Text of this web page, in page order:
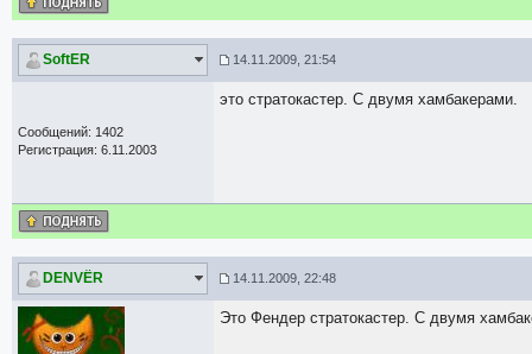
SoftER 14.11.2009, 21:54
Сообщений: 1402
Регистрация: 6.11.2003
это стратокастер. С двумя хамбакерами.
DЕNVЁR 14.11.2009, 22:48
Это Фендер стратокастер. С двумя